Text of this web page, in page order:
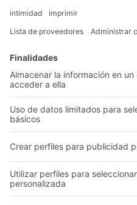
Soluciones
Soluciones intralogísticas
Cajas y contenedores
Sistemas de transporte
Nuestros servicios
Asesoramiento y
Catálogo General
Documentos para descargar
Formulario de contacto
Follow us